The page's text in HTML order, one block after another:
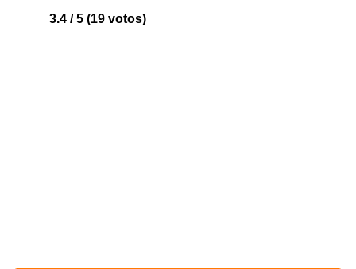
3.4 / 5 (19 votos)